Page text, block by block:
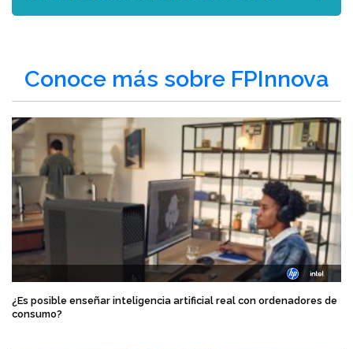
Conoce más sobre FPInnova
¿Es posible enseñar inteligencia artificial real con ordenadores de
consumo?